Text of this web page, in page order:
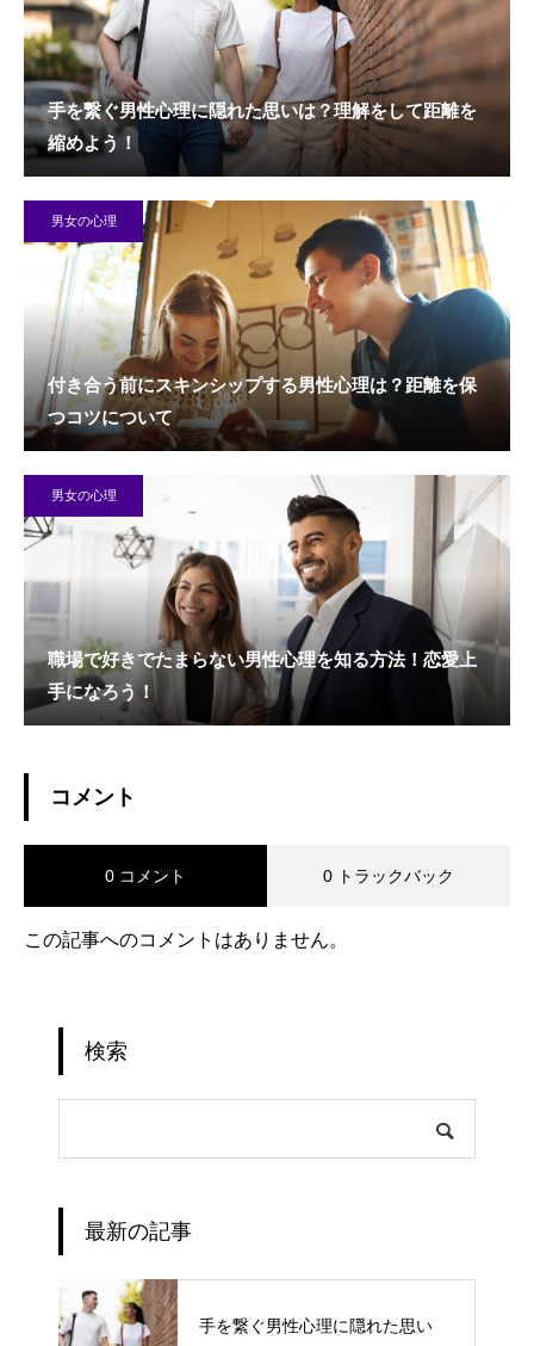
手を繋ぐ男性心理に隠れた思いは？理解をして距離を
縮めよう！
男女の心理
付き合う前にスキンシップする男性心理は？距離を保
つコツについて
男女の心理
職場で好きでたまらない男性心理を知る方法！恋愛上
手になろう！
コメント
0 コメント 0 トラックバック
この記事へのコメントはありません。
検索
最新の記事
手を繋ぐ男性心理に隠れた思い